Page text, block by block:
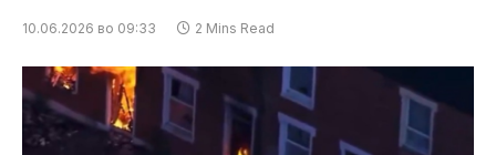
10.06.2026 во 09:33 2 Mins Read